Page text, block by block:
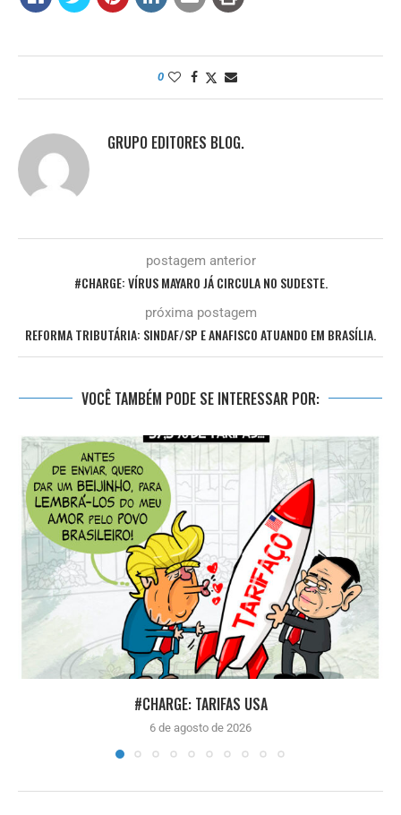
0
GRUPO EDITORES BLOG.
postagem anterior
#CHARGE: VÍRUS MAYARO JÁ CIRCULA NO SUDESTE.
próxima postagem
REFORMA TRIBUTÁRIA: SINDAF/SP E ANAFISCO ATUANDO EM BRASÍLIA.
VOCÊ TAMBÉM PODE SE INTERESSAR POR:
#CHARGE: TARIFAS USA
6 de agosto de 2026